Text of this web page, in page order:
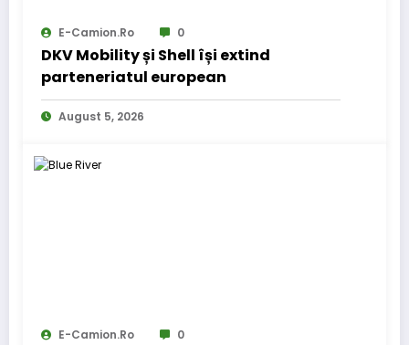
E-Camion.ro 0
DKV Mobility și Shell își extind
parteneriatul european
August 5, 2026
E-Camion.ro 0